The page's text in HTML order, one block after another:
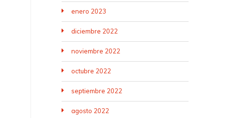
enero 2023
diciembre 2022
noviembre 2022
octubre 2022
septiembre 2022
agosto 2022